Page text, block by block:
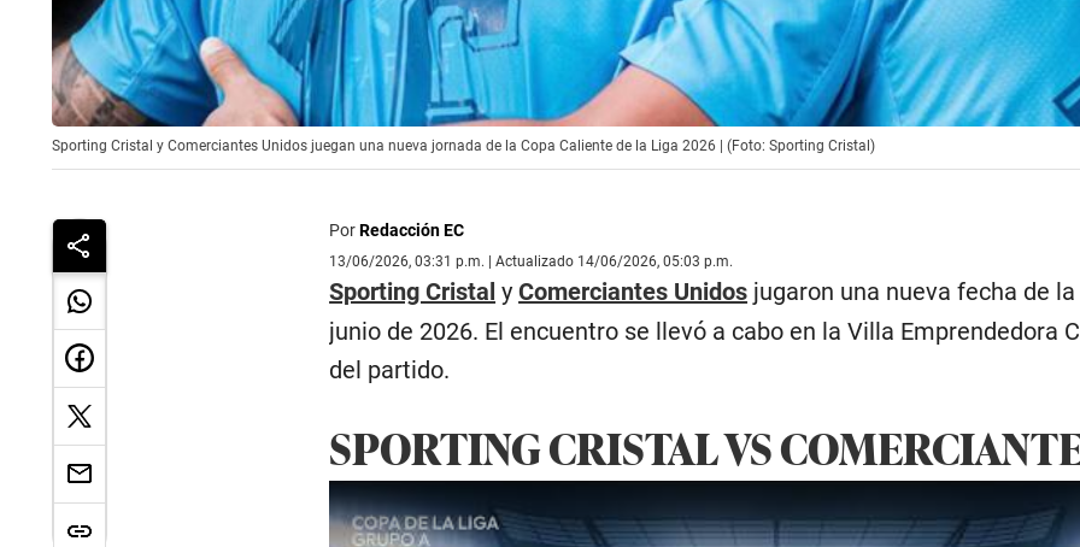
Sporting Cristal y Comerciantes Unidos juegan una nueva jornada de la Copa Caliente de la Liga 2026 | (Foto: Sporting Cristal)
PorRedacción EC
13/06/2026, 03:31 p.m. | Actualizado 14/06/2026, 05:03 p.m.
Sporting Cristal yComerciantes Unidos jugaron una nueva fecha de
junio de 2026. El encuentro se llevó a cabo en la Villa Emprendedora
del partido.
SPORTING CRISTAL VS